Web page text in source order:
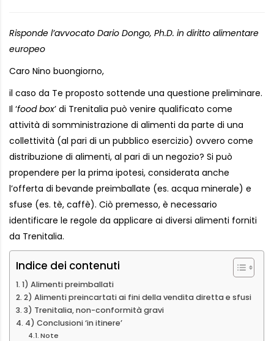
Risponde l’avvocato Dario Dongo, Ph.D. in diritto alimentare
europeo
Caro Nino buongiorno,
il caso da Te proposto sottende una questione preliminare.
Il ‘food box’ di Trenitalia può venire qualificato come
attività di somministrazione di alimenti da parte di una
collettività (al pari di un pubblico esercizio) ovvero come
distribuzione di alimenti, al pari di un negozio? Si può
propendere per la prima ipotesi, considerata anche
l’offerta di bevande preimballate (es. acqua minerale) e
sfuse (es. tè, caffè). Ciò premesso, è necessario
identificare le regole da applicare ai diversi alimenti forniti
da Trenitalia.
Indice dei contenuti
1) Alimenti preimballati
2) Alimenti preincartati ai fini della vendita diretta e sfusi
3) Trenitalia, non-conformità gravi
4) Conclusioni ‘in itinere’
Note